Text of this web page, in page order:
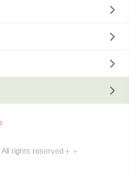
rights reserved＋＋